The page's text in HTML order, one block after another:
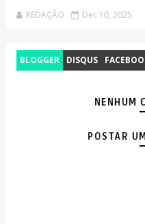
REDAÇÃO Dec 10, 2025
BLOGGER DISQUS
NENHUM
POSTAR